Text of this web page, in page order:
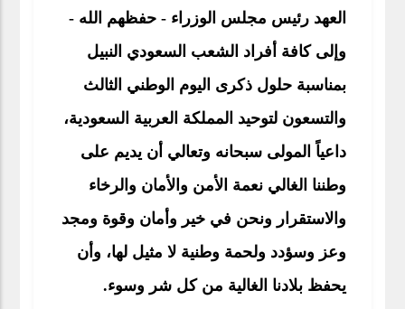
العهد رئيس مجلس الوزراء - حفظهم الله -
وإلى كافة أفراد الشعب السعودي النبيل
بمناسبة حلول ذكرى اليوم الوطني الثالث
والتسعون لتوحيد المملكة العربية السعودية،
داعياً المولى سبحانه وتعالي أن يديم على
وطننا الغالي نعمة الأمن والأمان والرخاء
والاستقرار ونحن في خير وأمان وقوة ومجد
وعز وسؤدد ولحمة وطنية لا مثيل لها، وأن
يحفظ بلادنا الغالية من كل شر وسوء.